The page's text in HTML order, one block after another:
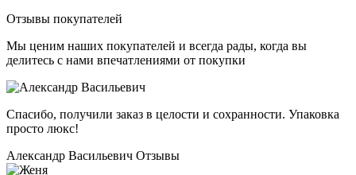
Отзывы покупателей
Мы ценим наших покупателей и всегда рады, когда вы
делитесь с нами впечатлениями от покупки
Спасибо, получили заказ в целости и сохранности. Упаковка
просто люкс!
Александр Васильевич Отзывы